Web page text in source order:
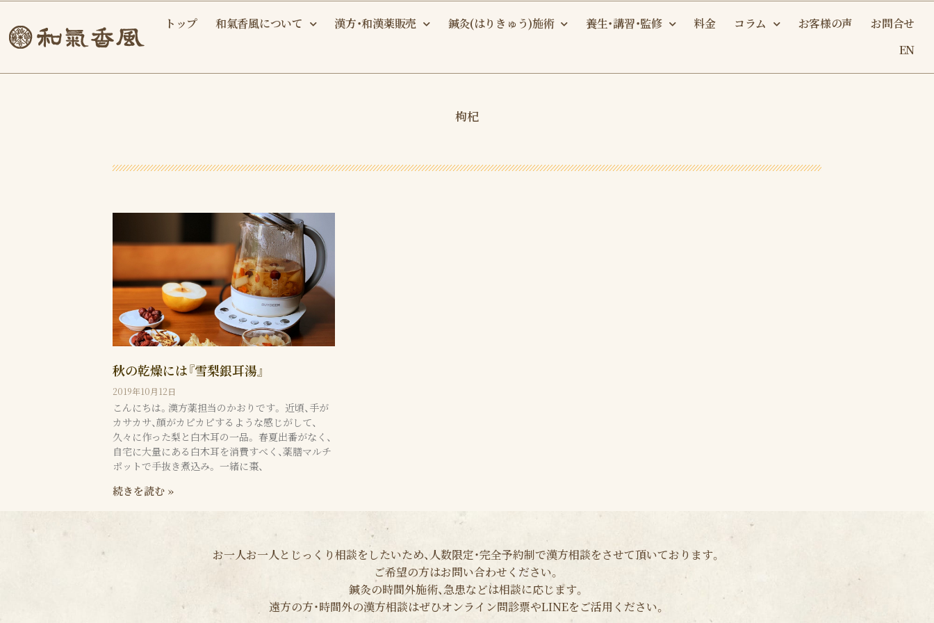
容
を
トップ 和氣香風について 漢方・和漢薬販売 鍼灸(はりきゅう)施術 養生・講習・監修 料金 コラム お客様の声
お問合せ
EN
枸杞
秋の乾燥には『雪梨銀耳湯』
2019年10月12日
こんにちは。漢方薬担当のかおりです。 近頃、手が
カサカサ、顔がカピカピするような感じがして、
久々に作った梨と白木耳の一品。 春夏出番がなく、
自宅に大量にある白木耳を消費すべく、薬膳マルチ
ポットで手抜き煮込み。 一緒に棗、
続きを読む »
お一人お一人とじっくり相談をしたいため、人数限定・完全予約制で漢方相談をさせて頂いております。
ご希望の方はお問い合わせください。
鍼灸の時間外施術、急患などは相談に応じます。
遠方の方・時間外の漢方相談はぜひオンライン問診票やLINEをご活用ください。